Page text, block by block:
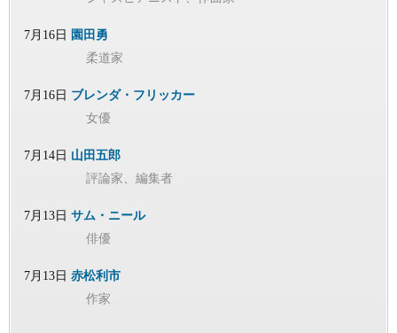
7月16日 園田勇
柔道家
7月16日 ブレンダ・フリッカー
女優
7月14日 山田五郎
評論家、編集者
7月13日 サム・ニール
俳優
7月13日 赤松利市
作家